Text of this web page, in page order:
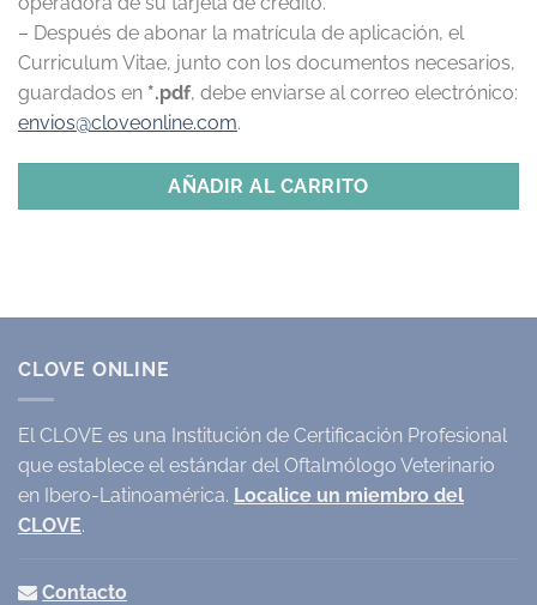
– Después de abonar la matrícula de aplicación, el
Curriculum Vitae, junto con los documentos necesarios,
guardados en *.pdf, debe enviarse al correo electrónico:
envios@cloveonline.com.
AÑADIR AL CARRITO
CLOVE ONLINE
El CLOVE es una Institución de Certificación Profesional
que establece el estándar del Oftalmólogo Veterinario
en Ibero-Latinoamérica. Localice un miembro del
CLOVE.
Contacto